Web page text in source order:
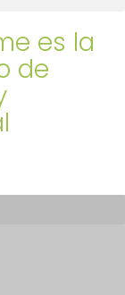
es la
de